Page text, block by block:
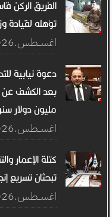
الفريق الركن
تؤهله لقيادة
05 اغســطس.2026 - 23:32
دعوة نيابية
مليون دولار
05 اغســطس.2026 - 23:31
كتلة الإعمار
تبحثان تسريع
05 اغســطس.2026 - 23:30